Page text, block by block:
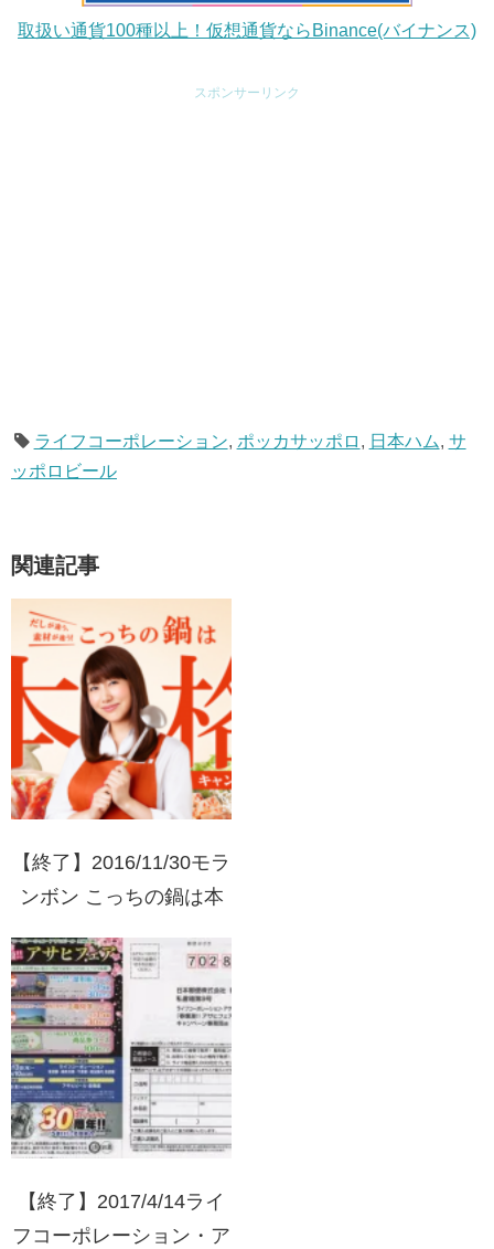
取扱い通貨100種以上！仮想通貨ならBinance(バイナンス)
スポンサーリンク
ライフコーポレーション, ポッカサッポロ , 日本ハム, サ
ッポロビール
関連記事
【終了】2016/11/30モラ
ンボン こっちの鍋は本
って当てよう！】
【終了】2017/4/14ライ
フコーポレーション・ア